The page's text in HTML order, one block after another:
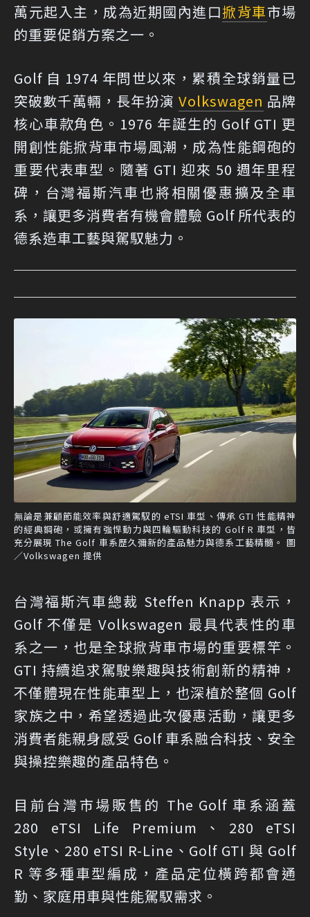
萬元起入主，成為近期國內進口掀背車市場
的重要促銷方案之一。
Golf 自 1974 年問世以來，累積全球銷量已
突破數千萬輛，長年扮演 Volkswagen 品牌
核心車款角色。1976 年誕生的 Golf GTI 更
開創性能掀背車市場風潮，成為性能鋼砲的
重要代表車型。隨著 GTI 迎來 50 週年里程
碑，台灣福斯汽車也將相關優惠擴及全車
系，讓更多消費者有機會體驗 Golf 所代表的
德系造車工藝與駕馭魅力。
無論是兼顧節能效率與舒適駕馭的 eTSI 車型、傳承 GTI 性能精神
的經典鋼砲，或擁有強悍動力與四輪驅動科技的 Golf R 車型，皆
充分展現 The Golf 車系歷久彌新的產品魅力與德系工藝精髓。 圖
／Volkswagen 提供
台灣福斯汽車總裁 Steffen Knapp 表示，
Golf 不僅是 Volkswagen 最具代表性的車
系之一，也是全球掀背車市場的重要標竿。
GTI 持續追求駕駛樂趣與技術創新的精神，
不僅體現在性能車型上，也深植於整個 Golf
家族之中，希望透過此次優惠活動，讓更多
消費者能親身感受 Golf 車系融合科技、安全
與操控樂趣的產品特色。
目前台灣市場販售的 The Golf 車系涵蓋
280 eTSI Life Premium、280 eTSI
Style、280 eTSI R-Line、Golf GTI 與 Golf
R 等多種車型編成，產品定位橫跨都會通
勤、家庭用車與性能駕馭需求。